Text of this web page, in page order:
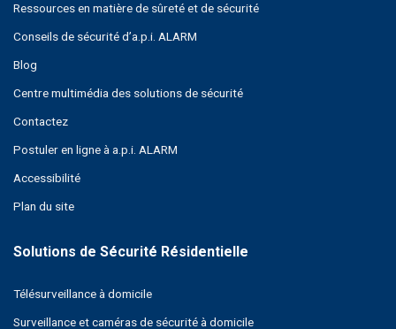
Ressources en matière de sûreté et de sécurité
Conseils de sécurité d’a.p.i. ALARM
Blog
Centre multimédia des solutions de sécurité
Contactez
Postuler en ligne à a.p.i. ALARM
Accessibilité
Plan du site
Télésurveillance à domicile
Surveillance et caméras de sécurité à domicile